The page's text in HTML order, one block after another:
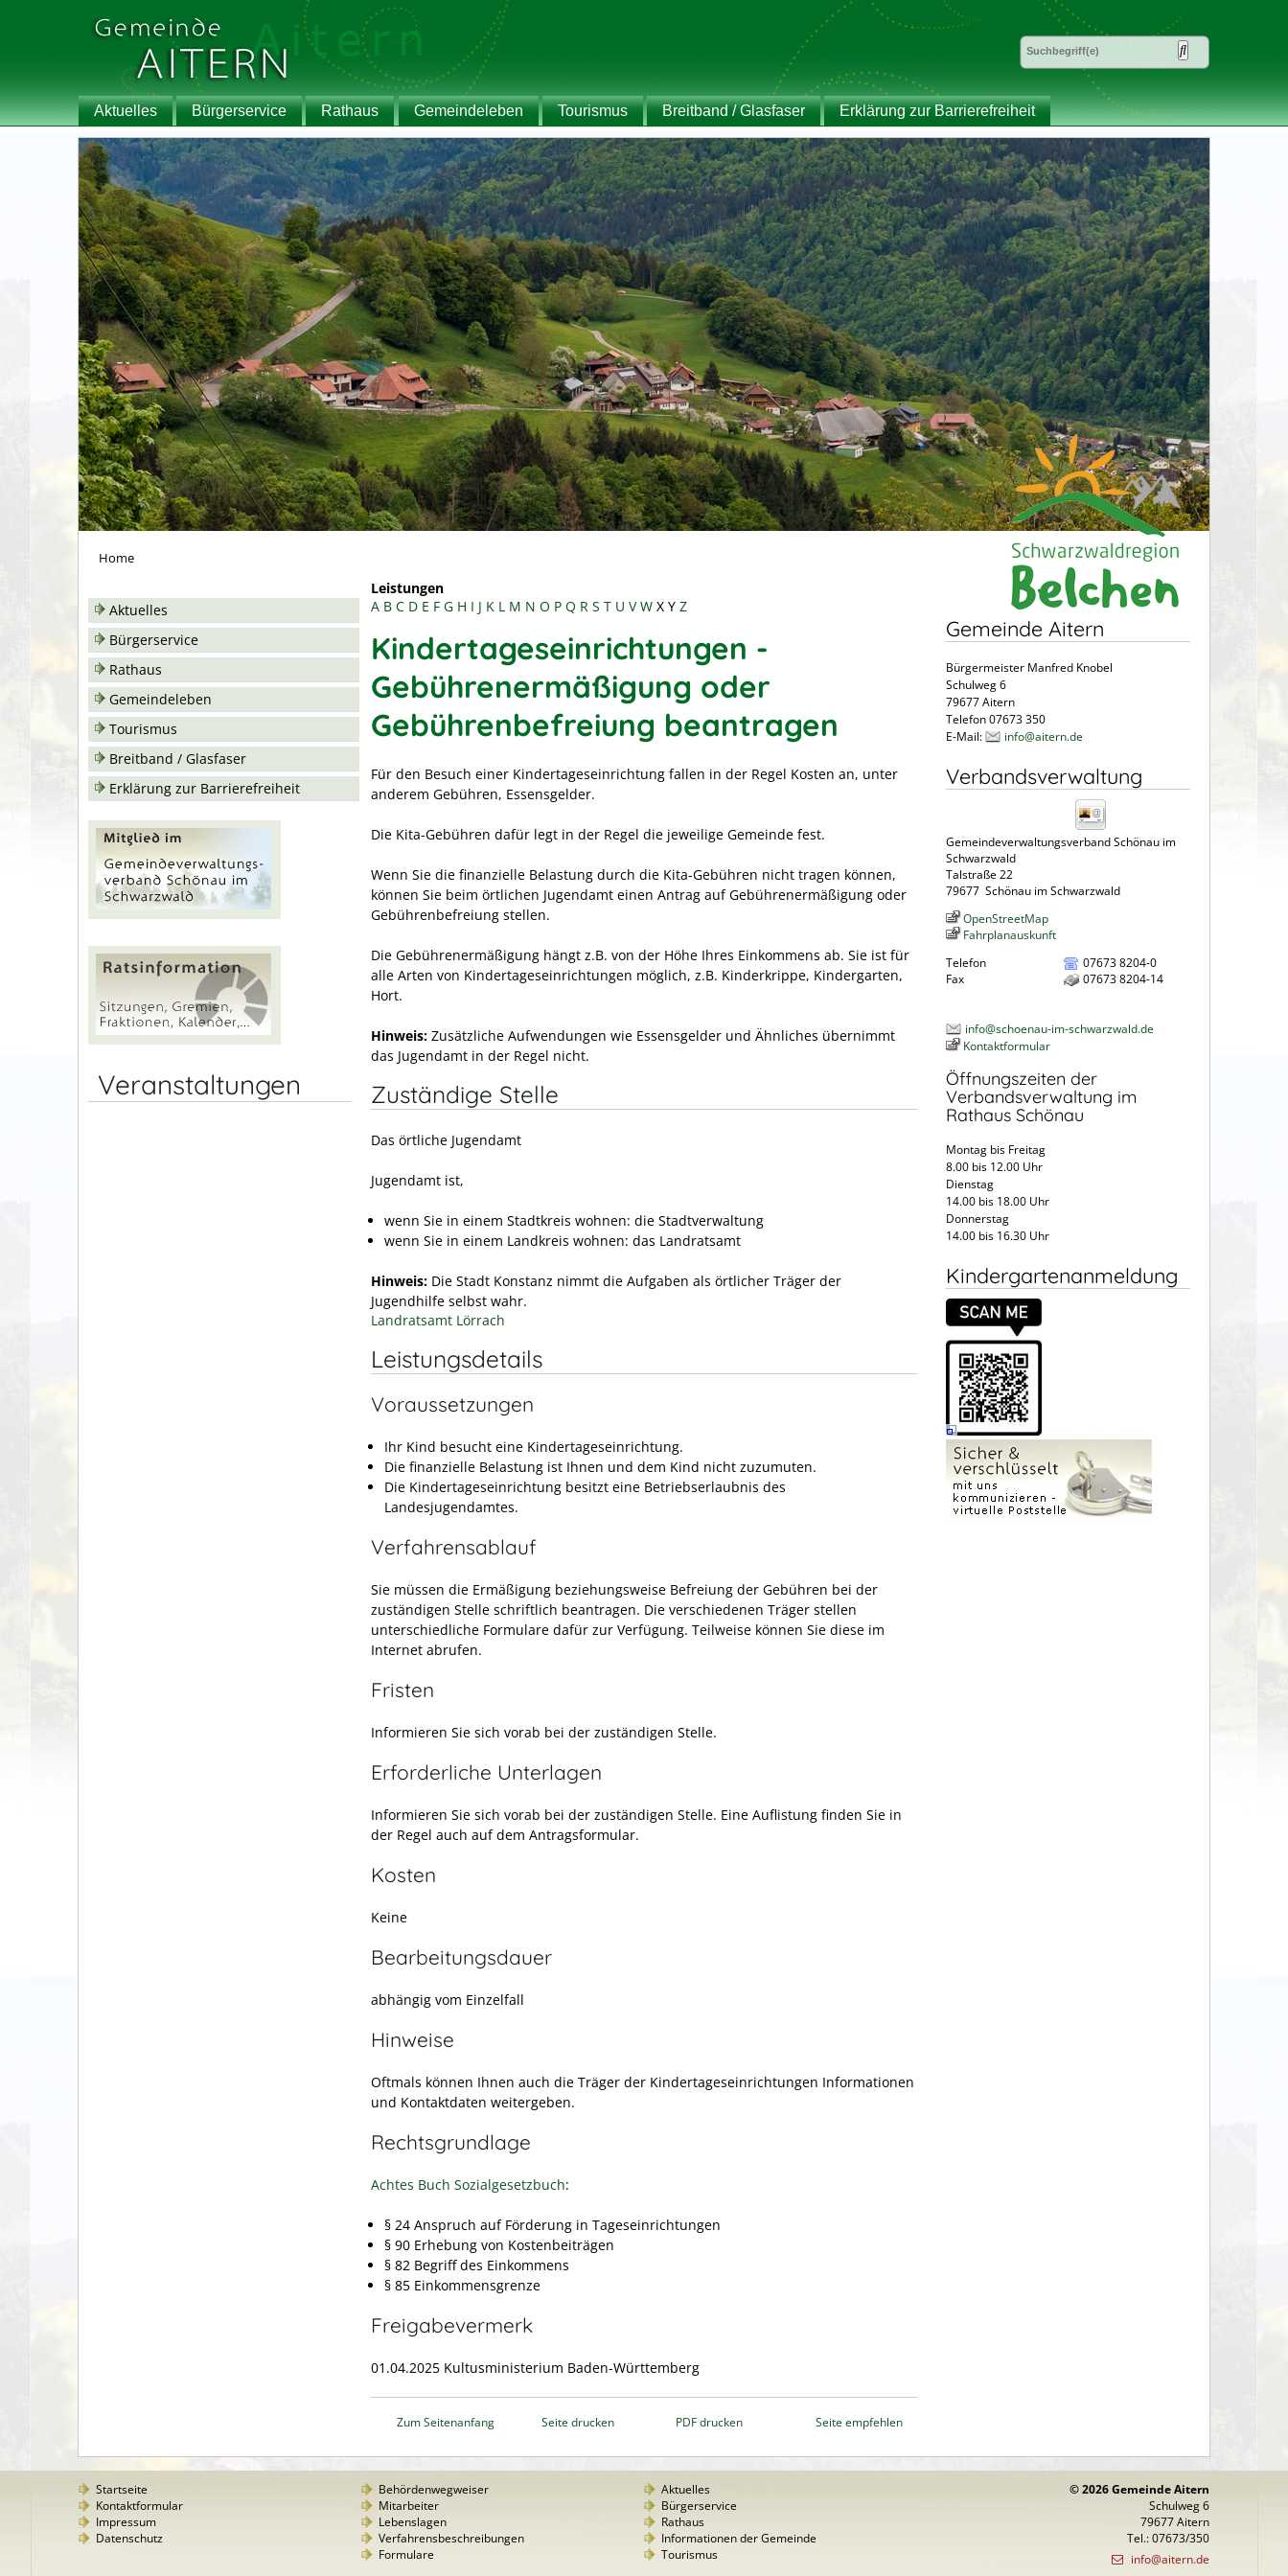
Aktuelles Bürgerservice Rathaus Gemeindeleben Tourismus Breitband / Glasfaser Erklärung zur Barrierefreiheit
Home
Aktuelles
Bürgerservice
Rathaus
Gemeindeleben
Tourismus
Breitband / Glasfaser
Erklärung zur Barrierefreiheit
Veranstaltungen
Leistungen
A B C D E F G H I J K L M N O P Q R S T U V W X Y Z
Kindertageseinrichtungen -
Gebührenermäßigung oder
Gebührenbefreiung beantragen
Für den Besuch einer Kindertageseinrichtung fallen in der Regel Kosten an, unter
anderem Gebühren, Essensgelder.
Die Kita-Gebühren dafür legt in der Regel die jeweilige Gemeinde fest.
Wenn Sie die finanzielle Belastung durch die Kita-Gebühren nicht tragen können,
können Sie beim örtlichen Jugendamt einen Antrag auf Gebührenermäßigung oder
Gebührenbefreiung stellen.
Die Gebührenermäßigung hängt z.B. von der Höhe Ihres Einkommens ab. Sie ist für
alle Arten von Kindertageseinrichtungen möglich, z.B. Kinderkrippe, Kindergarten,
Hort.
Hinweis: Zusätzliche Aufwendungen wie Essensgelder und Ähnliches übernimmt
das Jugendamt in der Regel nicht.
Zuständige Stelle
Das örtliche Jugendamt
Jugendamt ist,
wenn Sie in einem Stadtkreis wohnen: die Stadtverwaltung
wenn Sie in einem Landkreis wohnen: das Landratsamt
Hinweis: Die Stadt Konstanz nimmt die Aufgaben als örtlicher Träger der
Jugendhilfe selbst wahr.
Landratsamt Lörrach
Leistungsdetails
Voraussetzungen
Ihr Kind besucht eine Kindertageseinrichtung.
Die finanzielle Belastung ist Ihnen und dem Kind nicht zuzumuten.
Die Kindertageseinrichtung besitzt eine Betriebserlaubnis des
Landesjugendamtes.
Verfahrensablauf
Sie müssen die Ermäßigung beziehungsweise Befreiung der Gebühren bei der
zuständigen Stelle schriftlich beantragen. Die verschiedenen Träger stellen
unterschiedliche Formulare dafür zur Verfügung. Teilweise können Sie diese im
Internet abrufen.
Fristen
Informieren Sie sich vorab bei der zuständigen Stelle.
Erforderliche Unterlagen
Informieren Sie sich vorab bei der zuständigen Stelle. Eine Auflistung finden Sie in
der Regel auch auf dem Antragsformular.
Kosten
Keine
Bearbeitungsdauer
abhängig vom Einzelfall
Hinweise
Oftmals können Ihnen auch die Träger der Kindertageseinrichtungen Informationen
und Kontaktdaten weitergeben.
Rechtsgrundlage
Achtes Buch Sozialgesetzbuch:
§ 24 Anspruch auf Förderung in Tageseinrichtungen
§ 90 Erhebung von Kostenbeiträgen
§ 82 Begriff des Einkommens
§ 85 Einkommensgrenze
Freigabevermerk
01.04.2025 Kultusministerium Baden-Württemberg
Zum Seitenanfang Seite drucken PDF drucken Seite empfehlen
Gemeinde Aitern
Bürgermeister Manfred Knobel
Schulweg 6
79677 Aitern
Telefon 07673 350
E-Mail:
info@aitern.de
Verbandsverwaltung
Gemeindeverwaltungsverband Schönau im
Schwarzwald
Talstraße 22
79677 Schönau im Schwarzwald
OpenStreetMap
Fahrplanauskunft
Telefon
07673 8204-0
Fax
07673 8204-14
info@schoenau-im-schwarzwald.de
Kontaktformular
Öffnungszeiten der
Verbandsverwaltung im
Rathaus Schönau
Montag bis Freitag
8.00 bis 12.00 Uhr
Dienstag
14.00 bis 18.00 Uhr
Donnerstag
14.00 bis 16.30 Uhr
Kindergartenanmeldung
Startseite
Kontaktformular
Impressum
Datenschutz
Behördenwegweiser
Mitarbeiter
Lebenslagen
Verfahrensbeschreibungen
Formulare
Aktuelles
Bürgerservice
Rathaus
Informationen der Gemeinde
Tourismus
© 2026 Gemeinde Aitern
Schulweg 6
79677 Aitern
Tel.: 07673/350
info@aitern.de